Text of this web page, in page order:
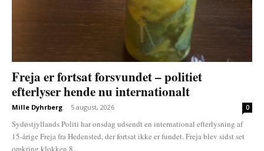
Freja er fortsat forsvundet – politiet
efterlyser hende nu internationalt
Mille Dyhrberg - 5 august, 2026 0
Sydøstjyllands Politi har onsdag udsendt en international efterlysning af
15-årige Freja fra Hedensted, der fortsat ikke er fundet. Freja blev sidst set
omkring klokken 8...